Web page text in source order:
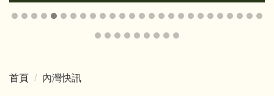
首頁 內灣快訊